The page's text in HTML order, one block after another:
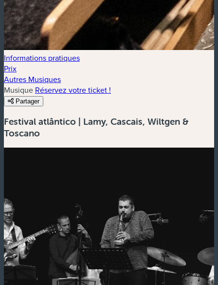
Informations pratiques
Prix
Autres Musiques
Musique Réservez votre ticket !
Partager
Festival atlântico | Lamy, Cascais, Wiltgen &
Toscano